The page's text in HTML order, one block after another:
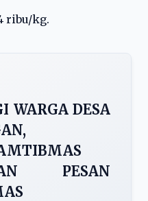
ribu/kg.
WARGA DESA
PESAN